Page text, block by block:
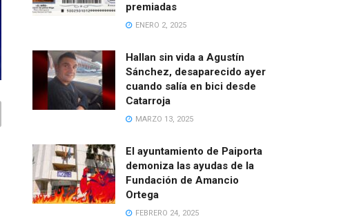
premiadas
ENERO 2, 2025
Hallan sin vida a Agustín
Sánchez, desaparecido ayer
cuando salía en bici desde
Catarroja
MARZO 13, 2025
El ayuntamiento de Paiporta
demoniza las ayudas de la
Fundación de Amancio
Ortega
FEBRERO 24, 2025